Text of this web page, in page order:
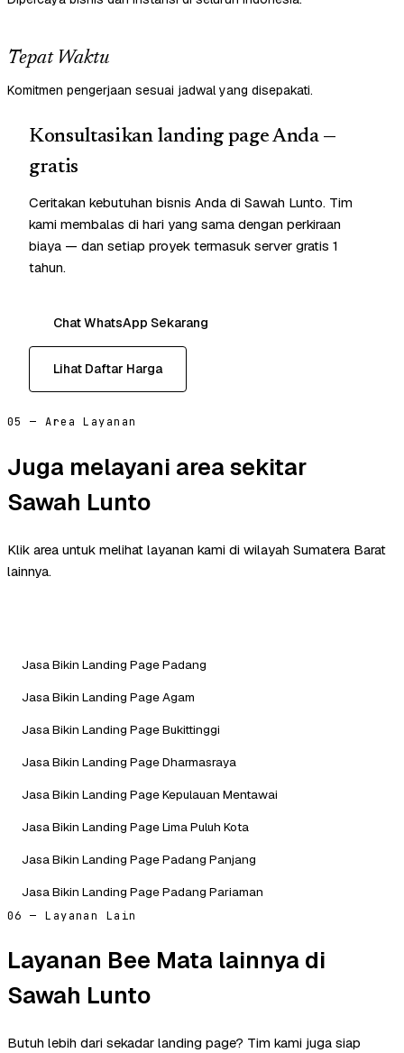
Tepat Waktu
Komitmen pengerjaan sesuai jadwal yang disepakati.
Konsultasikan landing page Anda —
gratis
Ceritakan kebutuhan bisnis Anda di Sawah Lunto. Tim
kami membalas di hari yang sama dengan perkiraan
biaya — dan setiap proyek termasuk server gratis 1
tahun.
Chat WhatsApp Sekarang
Lihat Daftar Harga
05 — Area Layanan
Juga melayani area sekitar
Sawah Lunto
Klik area untuk melihat layanan kami di wilayah Sumatera Barat
lainnya.
Jasa Bikin Landing Page Padang
Jasa Bikin Landing Page Agam
Jasa Bikin Landing Page Bukittinggi
Jasa Bikin Landing Page Dharmasraya
Jasa Bikin Landing Page Kepulauan Mentawai
Jasa Bikin Landing Page Lima Puluh Kota
Jasa Bikin Landing Page Padang Panjang
Jasa Bikin Landing Page Padang Pariaman
06 — Layanan Lain
Layanan Bee Mata lainnya di
Sawah Lunto
Butuh lebih dari sekadar landing page? Tim kami juga siap